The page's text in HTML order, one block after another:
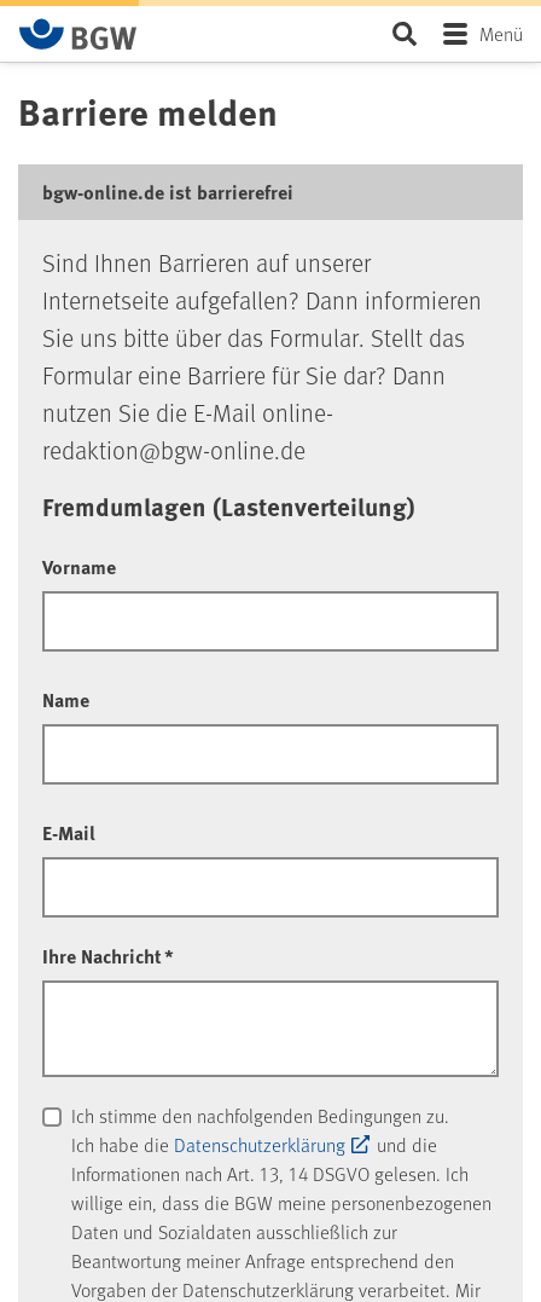
Zum Hauptinhalt springen SeiteMenü
Barriere melden
bgw-online.de ist barrierefrei
Sind Ihnen Barrieren auf unserer
Internetseite aufgefallen? Dann informieren
Sie uns bitte über das Formular. Stellt das
Formular eine Barriere für Sie dar? Dann
nutzen Sie die E-Mail online-
redaktion@bgw-online.de
Fremdumlagen (Lastenverteilung)
Vorname
Name
E-Mail
Ihre Nachricht*
Ich stimme den nachfolgenden Bedingungen zu.
Ich habe die Datenschutzerklärung
und die
Informationen nach Art. 13, 14 DSGVO gelesen. Ich
willige ein, dass die BGW meine personenbezogenen
Daten und Sozialdaten ausschließlich zur
Beantwortung meiner Anfrage entsprechend den
Vorgaben der Datenschutzerklärung verarbeitet. Mir